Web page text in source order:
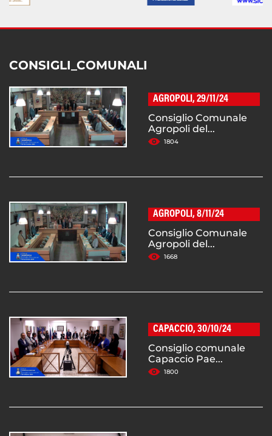
CONSIGLI_COMUNALI
AGROPOLI, 29/11/24
Consiglio Comunale
Agropoli del...
1804
AGROPOLI, 8/11/24
Consiglio Comunale
Agropoli del...
1668
CAPACCIO, 30/10/24
Consiglio comunale
Capaccio Pae...
1800